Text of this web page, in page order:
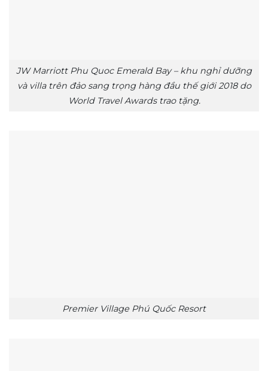
JW Marriott Phu Quoc Emerald Bay – khu nghỉ dưỡng
và villa trên đảo sang trọng hàng đầu thế giới 2018 do
World Travel Awards trao tặng.​
Premier Village Phú Quốc Resort